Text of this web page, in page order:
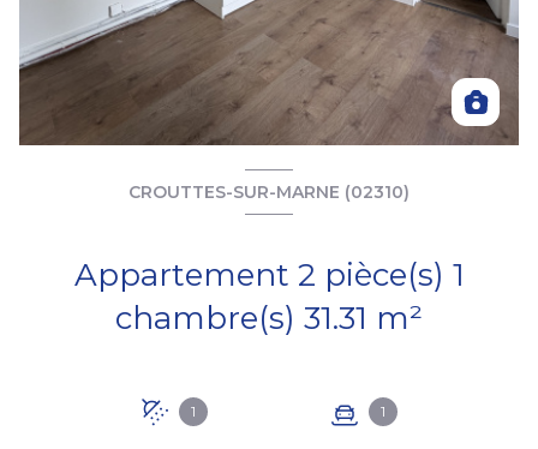
CROUTTES-SUR-MARNE (02310)
Appartement 2 pièce(s) 1
chambre(s) 31.31 m²
1 1